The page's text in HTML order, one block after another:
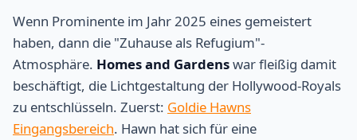
Wenn Prominente im Jahr 2025 eines gemeistert
haben, dann die "Zuhause als Refugium"-
Atmosphäre. Homes and Gardenswar fleißig damit
beschäftigt, die Lichtgestaltung der Hollywood-Royals
zu entschlüsseln. Zuerst: Goldie Hawns
Eingangsbereich. Hawn hat sich für eine